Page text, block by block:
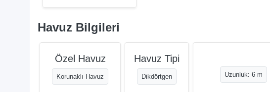
Havuz Bilgileri
Özel Havuz
Korunaklı Havuz
Havuz Tipi
Dikdörtgen Uzunluk: 6 m